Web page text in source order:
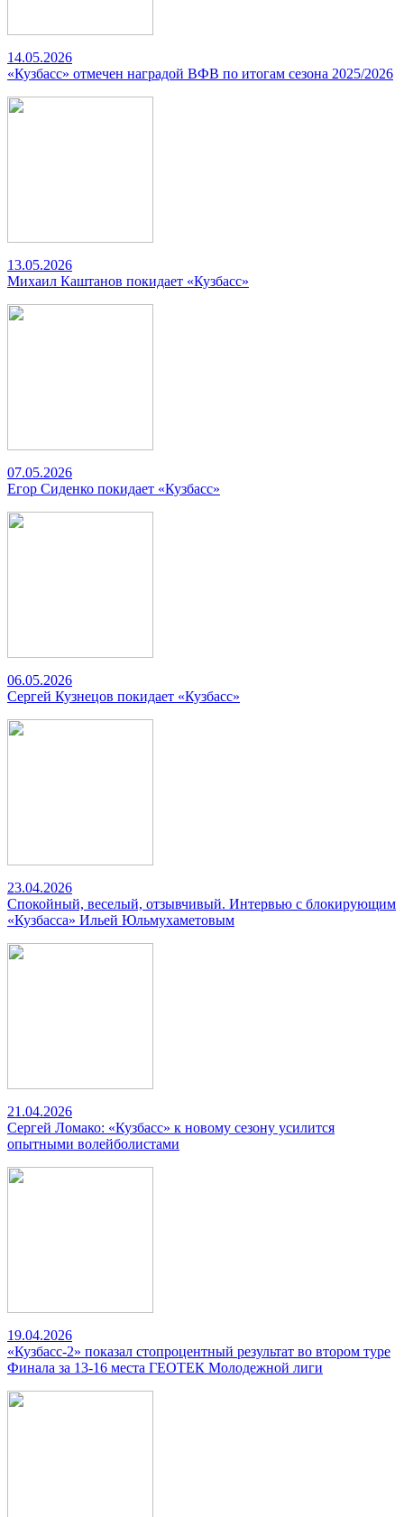
14.05.2026
«Кузбасс» отмечен наградой ВФВ по итогам сезона 2025/2026
13.05.2026
Михаил Каштанов покидает «Кузбасс»
07.05.2026
Егор Сиденко покидает «Кузбасс»
06.05.2026
Сергей Кузнецов покидает «Кузбасс»
23.04.2026
Спокойный, веселый, отзывчивый. Интервью с блокирующим
«Кузбасса» Ильей Юльмухаметовым
21.04.2026
Сергей Ломако: «Кузбасс» к новому сезону усилится
опытными волейболистами
19.04.2026
«Кузбасс-2» показал стопроцентный результат во втором туре
Финала за 13-16 места ГЕОТЕК Молодежной лиги